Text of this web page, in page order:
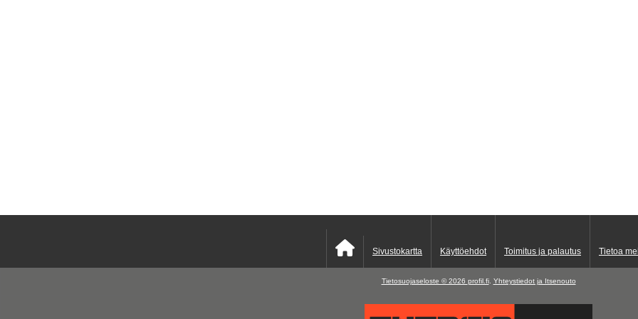
Sivustokartta Käyttöehdot Toimitus ja palautus Tietoa
Tietosuojaseloste © 2026 profil.fi. Yhteystiedot ja Itsenouto